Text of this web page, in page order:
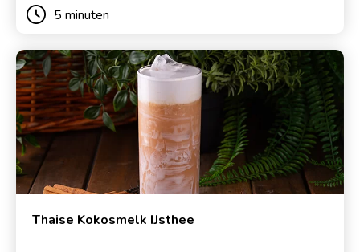
5 minuten
Thaise Kokosmelk IJsthee